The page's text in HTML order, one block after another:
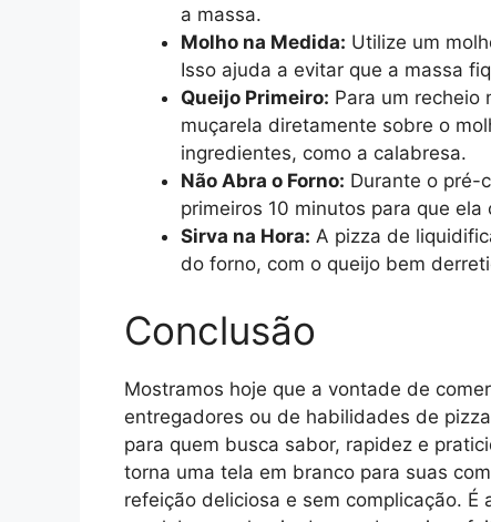
a massa.
Molho na Medida: Utilize um
Isso ajuda a evitar que a massa
Queijo Primeiro: Para um recheio
muçarela diretamente sobre o
ingredientes, como a calabresa.
Não Abra o Forno: Durante o pré-
primeiros 10 minutos para que
Sirva na Hora: A pizza de
do forno, com o queijo bem
Conclusão
Mostramos hoje que a vontade de
entregadores ou de habilidades de
para quem busca sabor, rapidez e
torna uma tela em branco para suas
refeição deliciosa e sem complicação.